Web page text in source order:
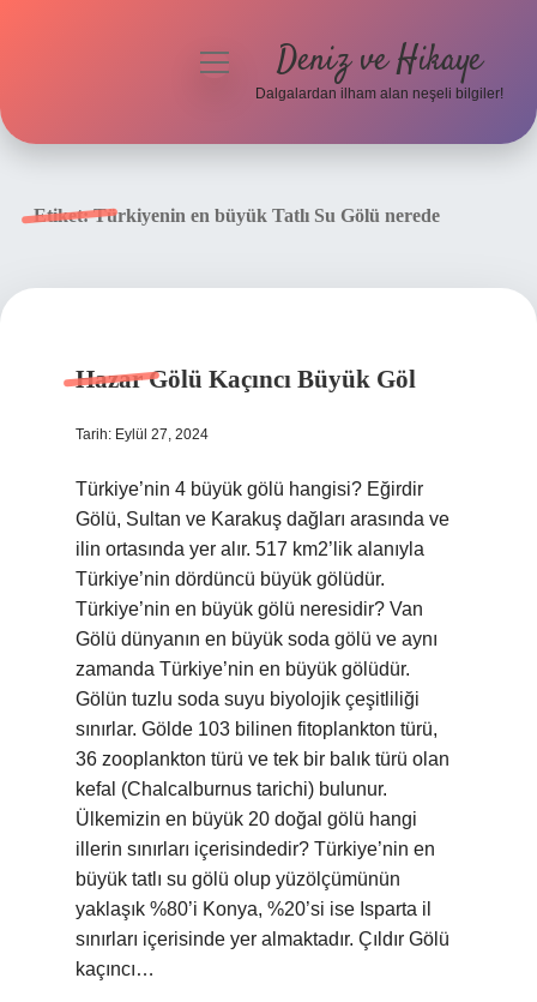
menüyü
Deniz ve Hikaye
Dalgalardan ilham alan neşeli bilgiler!
Etiket:Türkiyenin en büyük Tatlı Su Gölü nerede
Hazar Gölü Kaçıncı Büyük Göl
Tarih: Eylül 27, 2024
Türkiye’nin 4 büyük gölü hangisi? Eğirdir
Gölü, Sultan ve Karakuş dağları arasında ve
ilin ortasında yer alır. 517 km2’lik alanıyla
Türkiye’nin dördüncü büyük gölüdür.
Türkiye’nin en büyük gölü neresidir? Van
Gölü dünyanın en büyük soda gölü ve aynı
zamanda Türkiye’nin en büyük gölüdür.
Gölün tuzlu soda suyu biyolojik çeşitliliği
sınırlar. Gölde 103 bilinen fitoplankton türü,
36 zooplankton türü ve tek bir balık türü olan
kefal (Chalcalburnus tarichi) bulunur.
Ülkemizin en büyük 20 doğal gölü hangi
illerin sınırları içerisindedir? Türkiye’nin en
büyük tatlı su gölü olup yüzölçümünün
yaklaşık %80’i Konya, %20’si ise Isparta il
sınırları içerisinde yer almaktadır. Çıldır Gölü
kaçıncı…